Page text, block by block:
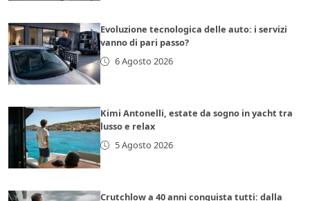
Evoluzione tecnologica delle auto: i servizi
vanno di pari passo?
6 Agosto 2026
Kimi Antonelli, estate da sogno in yacht tra
lusso e relax
5 Agosto 2026
Crutchlow a 40 anni conquista tutti: dalla